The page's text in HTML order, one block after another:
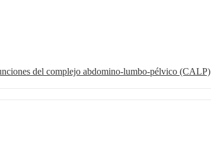
del complejo abdomino-lumbo-pélvico (CALP)